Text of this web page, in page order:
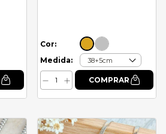
Cor:
Medida: